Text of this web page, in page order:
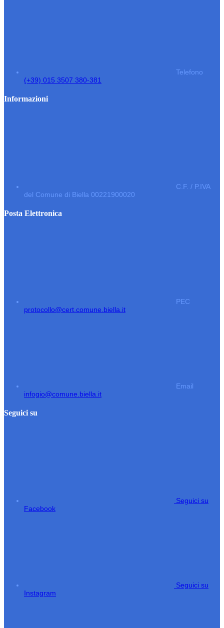
Telefono
(+39) 015 3507 380-381
Informazioni
C.F. / P.IVA
del Comune di Biella 00221900020
Posta Elettronica
PEC
protocollo@cert.comune.biella.it
Email
infogio@comune.biella.it
Seguici su
Seguici su
Facebook
Seguici su
Instagram